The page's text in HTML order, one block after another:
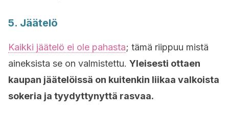
5. Jäätelö
Kaikki jäätelö ei ole pahasta; tämä riippuu mistä
aineksista se on valmistettu. Yleisesti ottaen
kaupan jäätelöissä on kuitenkin liikaa valkoista
sokeria ja tyydyttynyttä rasvaa.